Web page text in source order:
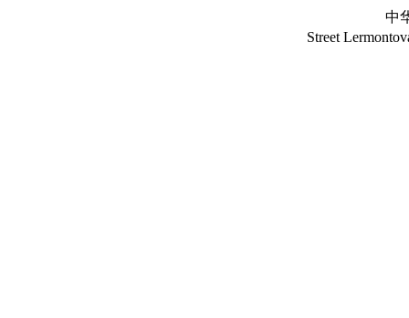
中
Street